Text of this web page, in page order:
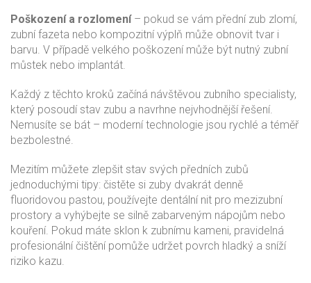
Poškození a rozlomení– pokud se vám přední zub zlomí,
zubní fazeta nebo kompozitní výplň může obnovit tvar i
barvu. V případě velkého poškození může být nutný zubní
můstek nebo implantát.
Každý z těchto kroků začíná návštěvou zubního specialisty,
který posoudí stav zubu a navrhne nejvhodnější řešení.
Nemusíte se bát – moderní technologie jsou rychlé a téměř
bezbolestné.
Mezitím můžete zlepšit stav svých předních zubů
jednoduchými tipy: čistěte si zuby dvakrát denně
fluoridovou pastou, používejte dentální nit pro mezizubní
prostory a vyhýbejte se silně zabarveným nápojům nebo
kouření. Pokud máte sklon k zubnímu kameni, pravidelná
profesionální čištění pomůže udržet povrch hladký a sníží
riziko kazu.